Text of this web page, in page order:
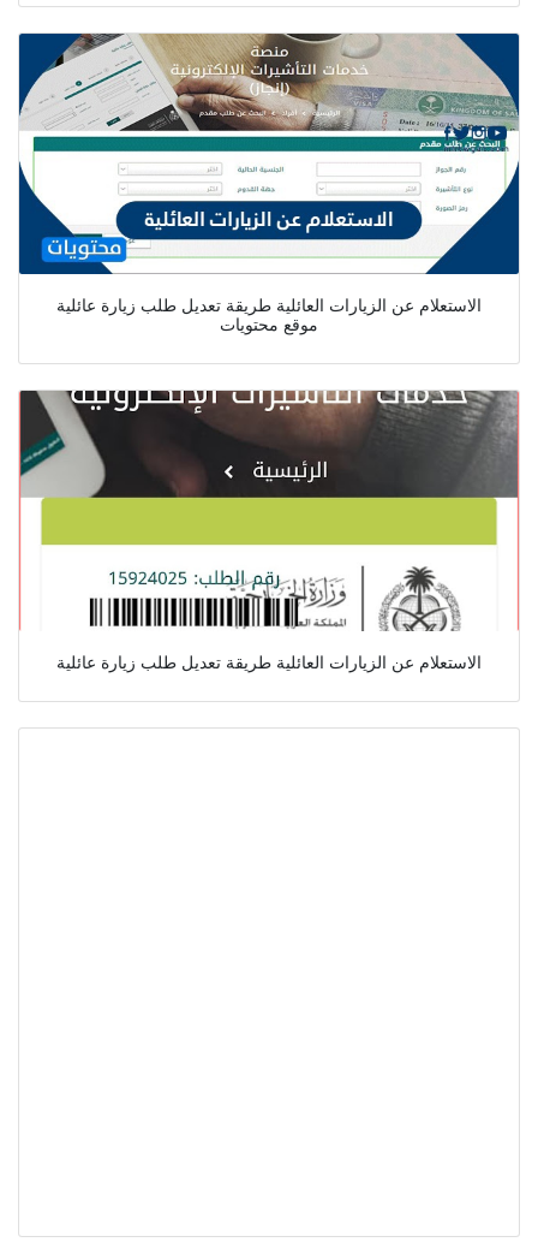
الاستعلام عن الزيارات العائلية طريقة تعديل طلب زيارة عائلية
موقع محتويات
الاستعلام عن الزيارات العائلية طريقة تعديل طلب زيارة عائلية